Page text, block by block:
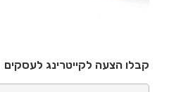
קבלו הצעה לקייטרינג לעסקים